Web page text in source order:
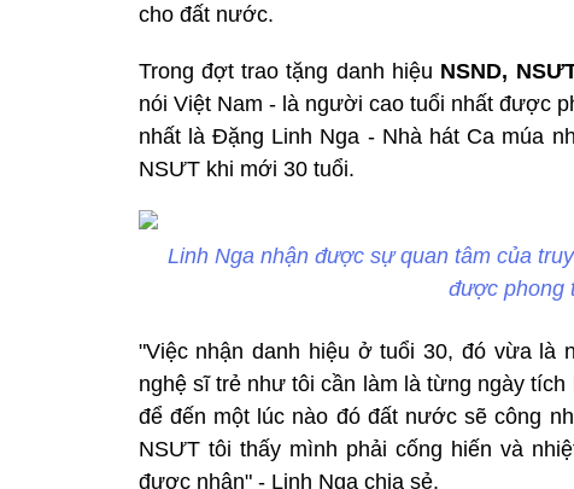
cho đất nước.
Trong đợt trao tặng danh hiệu NSND,
nói Việt Nam - là người cao tuổi nhất được
nhất là Đặng Linh Nga - Nhà hát Ca múa
NSƯT khi mới 30 tuổi.
Linh Nga nhận được sự quan tâm của
được phong
"Việc nhận danh hiệu ở tuổi 30, đó vừa
nghệ sĩ trẻ như tôi cần làm là từng ngày
để đến một lúc nào đó đất nước sẽ công
NSƯT tôi thấy mình phải cống hiến và
được nhận" - Linh Nga chia sẻ.